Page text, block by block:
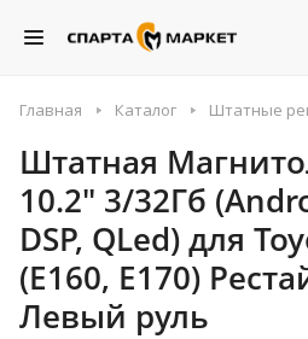
Главная Каталог Штатные
Штатная
10.2" 3/32Гб
DSP, QLed) для
(E160, E170)
Левый руль